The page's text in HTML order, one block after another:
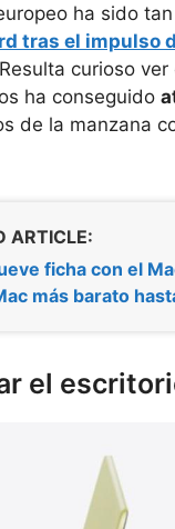
ha sido
tras el impulso
curioso ver
ha conseguido
de la manzana
ARTICLE:
ficha con el
más barato
el